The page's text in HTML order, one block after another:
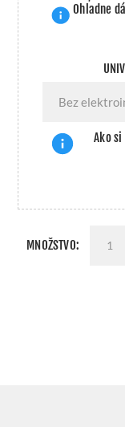
Ohľadne
Ako
MNOŽSTVO: